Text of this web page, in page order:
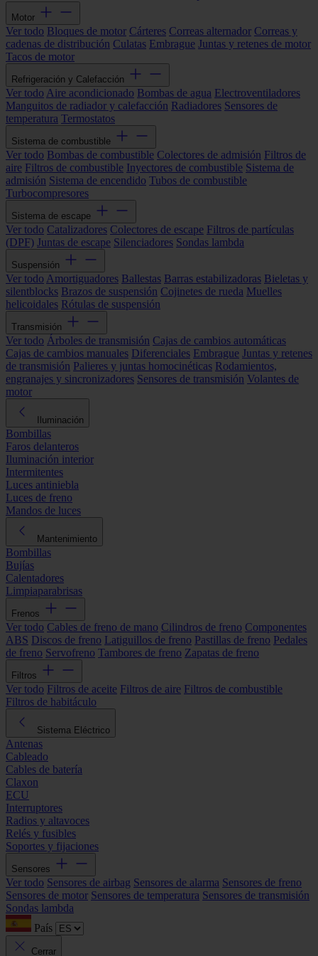
Motor
Ver todo Bloques de motor Cárteres Correas alternador Correas y
cadenas de distribución Culatas Embrague Juntas y retenes de motor
Tacos de motor
Refrigeración y Calefacción
Ver todo Aire acondicionado Bombas de agua Electroventiladores
Manguitos de radiador y calefacción Radiadores Sensores de
temperatura Termostatos
Sistema de combustible
Ver todo Bombas de combustible Colectores de admisión Filtros de
aire Filtros de combustible Inyectores de combustible Sistema de
admisión Sistema de encendido Tubos de combustible
Turbocompresores
Sistema de escape
Ver todo Catalizadores Colectores de escape Filtros de partículas
(DPF) Juntas de escape Silenciadores Sondas lambda
Suspensión
Ver todo Amortiguadores Ballestas Barras estabilizadoras Bieletas y
silentblocks Brazos de suspensión Cojinetes de rueda Muelles
helicoidales Rótulas de suspensión
Transmisión
Ver todo Árboles de transmisión Cajas de cambios automáticas
Cajas de cambios manuales Diferenciales Embrague Juntas y retenes
de transmisión Palieres y juntas homocinéticas Rodamientos,
engranajes y sincronizadores Sensores de transmisión Volantes de
motor
Iluminación
Bombillas
Faros delanteros
Iluminación interior
Intermitentes
Luces antiniebla
Luces de freno
Mandos de luces
Mantenimiento
Bombillas
Bujías
Calentadores
Limpiaparabrisas
Frenos
Ver todo Cables de freno de mano Cilindros de freno Componentes
ABS Discos de freno Latiguillos de freno Pastillas de freno Pedales
de freno Servofreno Tambores de freno Zapatas de freno
Filtros
Ver todo Filtros de aceite Filtros de aire Filtros de combustible
Filtros de habitáculo
Sistema Eléctrico
Antenas
Cableado
Cables de batería
Claxon
ECU
Interruptores
Radios y altavoces
Relés y fusibles
Soportes y fijaciones
Sensores
Ver todo Sensores de airbag Sensores de alarma Sensores de freno
Sensores de motor Sensores de temperatura Sensores de transmisión
Sondas lambda
País
Cerrar